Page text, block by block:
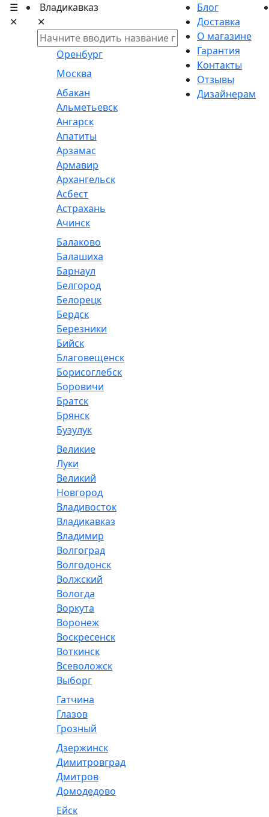
☰
✕
Владикавказ
✕
Оренбург
Москва
Абакан
Альметьевск
Ангарск
Апатиты
Арзамас
Армавир
Архангельск
Асбест
Астрахань
Ачинск
Балаково
Балашиха
Барнаул
Белгород
Белорецк
Бердск
Березники
Бийск
Благовещенск
Борисоглебск
Боровичи
Братск
Брянск
Бузулук
Великие
Луки
Великий
Новгород
Владивосток
Владикавказ
Владимир
Волгоград
Волгодонск
Волжский
Вологда
Воркута
Воронеж
Воскресенск
Воткинск
Всеволожск
Выборг
Гатчина
Глазов
Грозный
Дзержинск
Димитровград
Дмитров
Домодедово
Ейск
Блог
Доставка
О магазине
Гарантия
Контакты
Отзывы
Дизайнерам